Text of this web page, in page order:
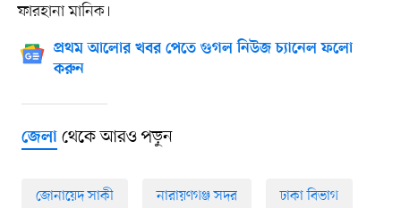
ফারহানা মানিক।
প্রথম আলোর খবর পেতে গুগল নিউজ চ্যানেল ফলো
করুন
জেলাথেকে আরও পড়ুন
জোনায়েদ সাকী নারায়ণগঞ্জ সদর ঢাকা বিভাগ